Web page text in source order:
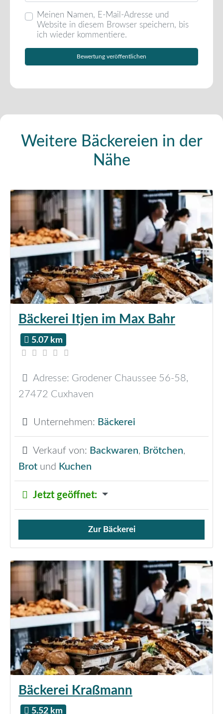
Meinen Namen, E-Mail-Adresse und
Website in diesem Browser speichern, bis
ich wieder kommentiere.
Weitere Bäckereien in der
Nähe
Bäckerei Itjen im Max Bahr
5.07 km
Adresse: Grodener Chaussee 56-58,
27472 Cuxhaven
Unternehmen: Bäckerei
Verkauf von: Backwaren, Brötchen,
Brot und Kuchen
Jetzt geöffnet:
Verkauf von Brötchen,
Zur Bäckerei
Bäckerei Kraßmann
5.52 km